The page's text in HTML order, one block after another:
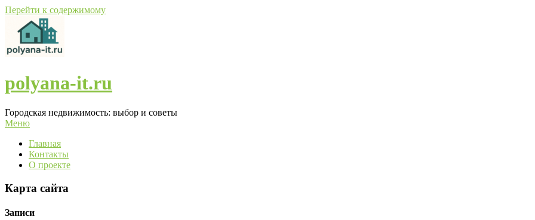
Перейти к содержимому
polyana-it.ru
Городская недвижимость: выбор и советы
Меню
Главная
Контакты
О проекте
Карта сайта
Записи